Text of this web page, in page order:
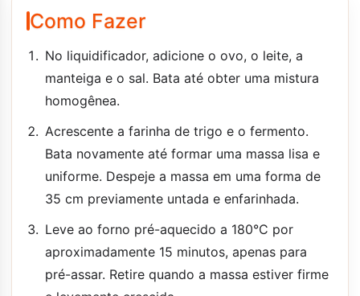
Como Fazer
No liquidificador, adicione o ovo, o leite, a
manteiga e o sal. Bata até obter uma mistura
homogênea.
Acrescente a farinha de trigo e o fermento.
Bata novamente até formar uma massa lisa e
uniforme. Despeje a massa em uma forma de
35 cm previamente untada e enfarinhada.
Leve ao forno pré-aquecido a 180°C por
aproximadamente 15 minutos, apenas para
pré-assar. Retire quando a massa estiver firme